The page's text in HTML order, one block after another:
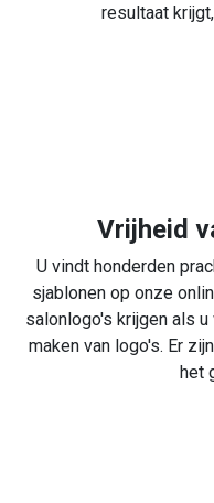
resultaat
Vrijheid
U vindt honderden
sjablonen op onze
salonlogo's krijgen als
maken van logo's. Er
het